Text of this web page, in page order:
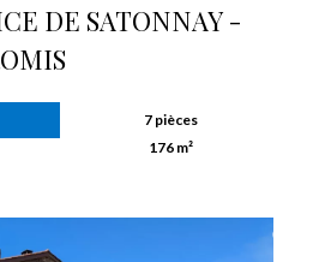
DE SATONNAY -
7 pièces
176 m²